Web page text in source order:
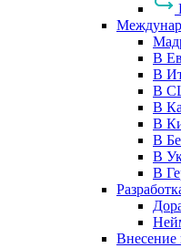
В
В
В
В
В
В
В
В
Внесение